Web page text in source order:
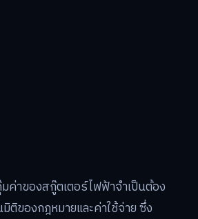
าของสกู๊ตเตอร์ไฟฟ้าจำเป็นต้อง
ติของกฎหมายและค่าใช้จ่าย ซึ่ง